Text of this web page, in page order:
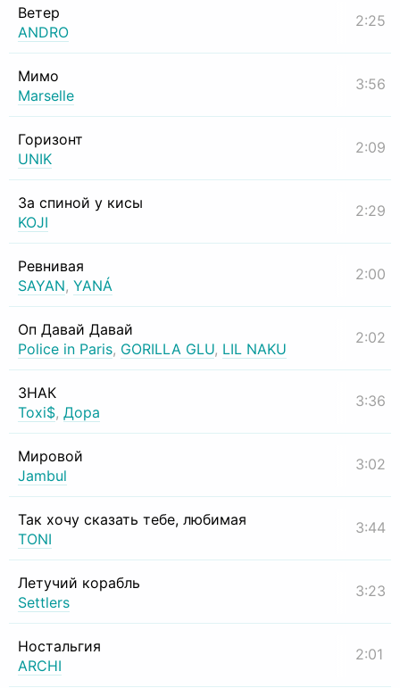
Ветер
ANDRO
2:25
Мимо
Marselle
3:56
Горизонт
UNIK
2:09
За спиной у кисы
KOJI
2:29
Ревнивая
SAYAN, YANÁ
2:00
Оп Давай Давай
Police in Paris, GORILLA GLU, LIL NAKU
2:02
ЗНАК
Toxi$, Дора
3:36
Мировой
Jambul
3:02
Так хочу сказать тебе, любимая
TONI
3:44
Летучий корабль
Settlers
3:23
Ностальгия
ARCHI
2:01